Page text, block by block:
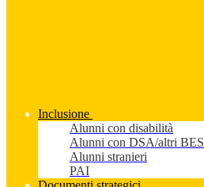
Inclusione
Alunni con disabilità
Alunni con DSA/altri BES
Alunni stranieri
PAI